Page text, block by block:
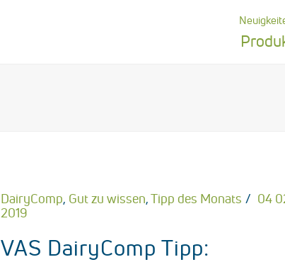
DairyComp, Gut zu wissen,Tipp des Monats
04
2019
VAS DairyComp Tipp: